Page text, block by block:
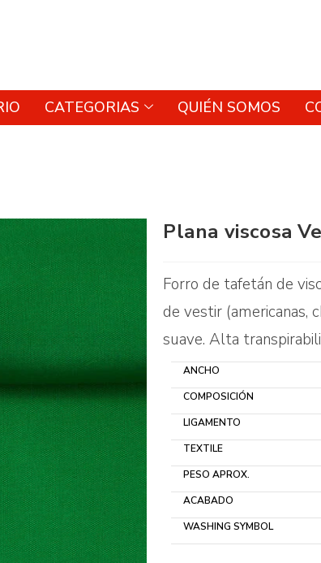
CATEGORIAS QUIÉN SOMOS
Plana viscosa
Forro de tafetán de
de vestir (americanas,
suave. Alta
ANCHO
COMPOSICIÓN
LIGAMENTO
TEXTILE
PESO APROX.
ACABADO
WASHING SYMBOL